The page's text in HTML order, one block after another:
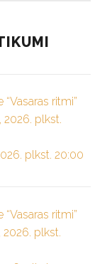
“Vasaras ritmi”
2026. plkst.
plkst. 20:00
“Vasaras ritmi”
2026. plkst.